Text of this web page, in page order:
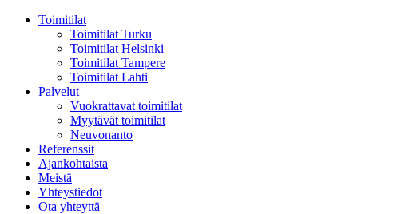
Toimitilat
Toimitilat Turku
Toimitilat Helsinki
Toimitilat Tampere
Toimitilat Lahti
Palvelut
Vuokrattavat toimitilat
Myytävät toimitilat
Neuvonanto
Referenssit
Ajankohtaista
Meistä
Yhteystiedot
Ota yhteyttä